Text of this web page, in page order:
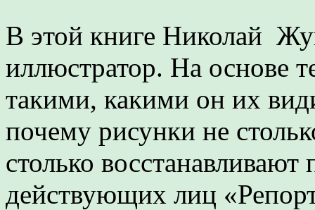
В этой книге Николай
иллюстратор. На основе
такими, какими он их
почему рисунки не
столько
действующих лиц